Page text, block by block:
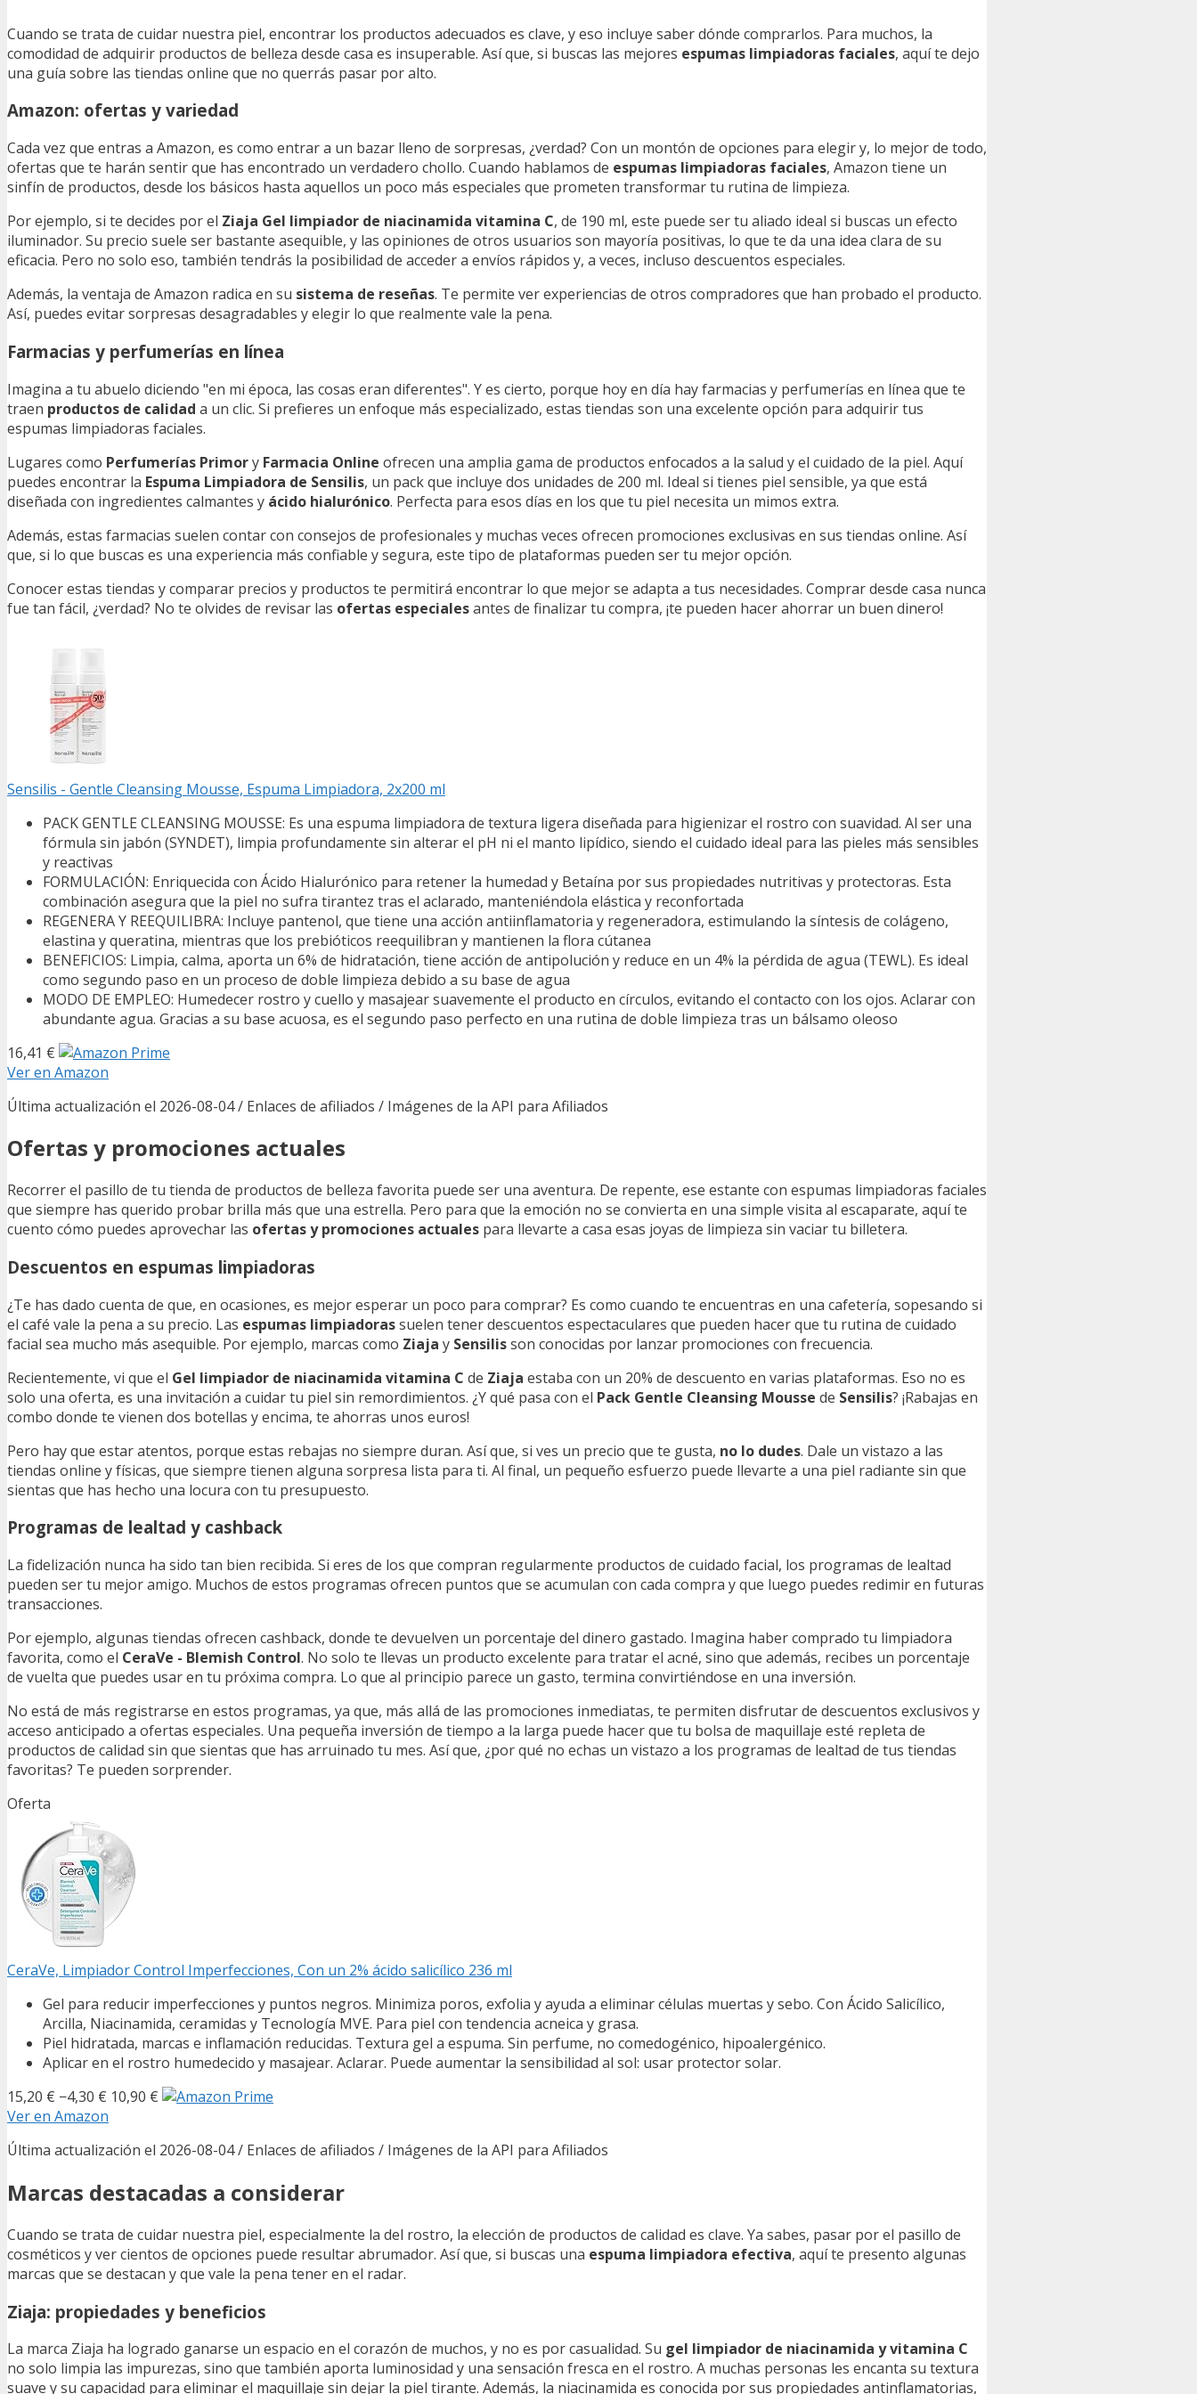
Cuando se trata de cuidar nuestra piel, encontrar los productos adecuados es clave, y eso incluye saber dónde comprarlos. Para muchos, la
comodidad de adquirir productos de belleza desde casa es insuperable. Así que, si buscas las mejores espumas limpiadoras faciales, aquí te dejo
una guía sobre las tiendas online que no querrás pasar por alto.
Amazon: ofertas y variedad
Cada vez que entras a Amazon, es como entrar a un bazar lleno de sorpresas, ¿verdad? Con un montón de opciones para elegir y, lo mejor de todo,
ofertas que te harán sentir que has encontrado un verdadero chollo. Cuando hablamos de espumas limpiadoras faciales, Amazon tiene un
sinfín de productos, desde los básicos hasta aquellos un poco más especiales que prometen transformar tu rutina de limpieza.
Por ejemplo, si te decides por el Ziaja Gel limpiador de niacinamida vitamina C, de 190 ml, este puede ser tu aliado ideal si buscas un efecto
iluminador. Su precio suele ser bastante asequible, y las opiniones de otros usuarios son mayoría positivas, lo que te da una idea clara de su
eficacia. Pero no solo eso, también tendrás la posibilidad de acceder a envíos rápidos y, a veces, incluso descuentos especiales.
Además, la ventaja de Amazon radica en su sistema de reseñas. Te permite ver experiencias de otros compradores que han probado el producto.
Así, puedes evitar sorpresas desagradables y elegir lo que realmente vale la pena.
Farmacias y perfumerías en línea
Imagina a tu abuelo diciendo "en mi época, las cosas eran diferentes". Y es cierto, porque hoy en día hay farmacias y perfumerías en línea que te
traen productos de calidad a un clic. Si prefieres un enfoque más especializado, estas tiendas son una excelente opción para adquirir tus
espumas limpiadoras faciales.
Lugares como Perfumerías Primory Farmacia Online ofrecen una amplia gama de productos enfocados a la salud y el cuidado de la piel. Aquí
puedes encontrar la Espuma Limpiadora de Sensilis, un pack que incluye dos unidades de 200 ml. Ideal si tienes piel sensible, ya que está
diseñada con ingredientes calmantes y ácido hialurónico. Perfecta para esos días en los que tu piel necesita un mimos extra.
Además, estas farmacias suelen contar con consejos de profesionales y muchas veces ofrecen promociones exclusivas en sus tiendas online. Así
que, si lo que buscas es una experiencia más confiable y segura, este tipo de plataformas pueden ser tu mejor opción.
Conocer estas tiendas y comparar precios y productos te permitirá encontrar lo que mejor se adapta a tus necesidades. Comprar desde casa nunca
fue tan fácil, ¿verdad? No te olvides de revisar las ofertas especialesantes de finalizar tu compra, ¡te pueden hacer ahorrar un buen dinero!
Sensilis - Gentle Cleansing Mousse, Espuma Limpiadora, 2x200 ml
PACK GENTLE CLEANSING MOUSSE: Es una espuma limpiadora de textura ligera diseñada para higienizar el rostro con suavidad. Al ser una
fórmula sin jabón (SYNDET), limpia profundamente sin alterar el pH ni el manto lipídico, siendo el cuidado ideal para las pieles más sensibles
y reactivas
FORMULACIÓN: Enriquecida con Ácido Hialurónico para retener la humedad y Betaína por sus propiedades nutritivas y protectoras. Esta
combinación asegura que la piel no sufra tirantez tras el aclarado, manteniéndola elástica y reconfortada
REGENERA Y REEQUILIBRA: Incluye pantenol, que tiene una acción antiinflamatoria y regeneradora, estimulando la síntesis de colágeno,
elastina y queratina, mientras que los prebióticos reequilibran y mantienen la flora cútanea
BENEFICIOS: Limpia, calma, aporta un 6% de hidratación, tiene acción de antipolución y reduce en un 4% la pérdida de agua (TEWL). Es ideal
como segundo paso en un proceso de doble limpieza debido a su base de agua
MODO DE EMPLEO: Humedecer rostro y cuello y masajear suavemente el producto en círculos, evitando el contacto con los ojos. Aclarar con
abundante agua. Gracias a su base acuosa, es el segundo paso perfecto en una rutina de doble limpieza tras un bálsamo oleoso
16,41 €
Ver en Amazon
Última actualización el 2026-08-04 / Enlaces de afiliados / Imágenes de la API para Afiliados
Ofertas y promociones actuales
Recorrer el pasillo de tu tienda de productos de belleza favorita puede ser una aventura. De repente, ese estante con espumas limpiadoras faciales
que siempre has querido probar brilla más que una estrella. Pero para que la emoción no se convierta en una simple visita al escaparate, aquí te
cuento cómo puedes aprovechar las ofertas y promociones actuales para llevarte a casa esas joyas de limpieza sin vaciar tu billetera.
Descuentos en espumas limpiadoras
¿Te has dado cuenta de que, en ocasiones, es mejor esperar un poco para comprar? Es como cuando te encuentras en una cafetería, sopesando si
el café vale la pena a su precio. Las espumas limpiadorassuelen tener descuentos espectaculares que pueden hacer que tu rutina de cuidado
facial sea mucho más asequible. Por ejemplo, marcas como Ziaja y Sensilisson conocidas por lanzar promociones con frecuencia.
Recientemente, vi que el Gel limpiador de niacinamida vitamina C de Ziaja estaba con un 20% de descuento en varias plataformas. Eso no es
solo una oferta, es una invitación a cuidar tu piel sin remordimientos. ¿Y qué pasa con el Pack Gentle Cleansing Mousse de Sensilis? ¡Rabajas en
combo donde te vienen dos botellas y encima, te ahorras unos euros!
Pero hay que estar atentos, porque estas rebajas no siempre duran. Así que, si ves un precio que te gusta, no lo dudes. Dale un vistazo a las
tiendas online y físicas, que siempre tienen alguna sorpresa lista para ti. Al final, un pequeño esfuerzo puede llevarte a una piel radiante sin que
sientas que has hecho una locura con tu presupuesto.
Programas de lealtad y cashback
La fidelización nunca ha sido tan bien recibida. Si eres de los que compran regularmente productos de cuidado facial, los programas de lealtad
pueden ser tu mejor amigo. Muchos de estos programas ofrecen puntos que se acumulan con cada compra y que luego puedes redimir en futuras
transacciones.
Por ejemplo, algunas tiendas ofrecen cashback, donde te devuelven un porcentaje del dinero gastado. Imagina haber comprado tu limpiadora
favorita, como el CeraVe - Blemish Control. No solo te llevas un producto excelente para tratar el acné, sino que además, recibes un porcentaje
de vuelta que puedes usar en tu próxima compra. Lo que al principio parece un gasto, termina convirtiéndose en una inversión.
No está de más registrarse en estos programas, ya que, más allá de las promociones inmediatas, te permiten disfrutar de descuentos exclusivos y
acceso anticipado a ofertas especiales. Una pequeña inversión de tiempo a la larga puede hacer que tu bolsa de maquillaje esté repleta de
productos de calidad sin que sientas que has arruinado tu mes. Así que, ¿por qué no echas un vistazo a los programas de lealtad de tus tiendas
favoritas? Te pueden sorprender.
Oferta
CeraVe, Limpiador Control Imperfecciones, Con un 2% ácido salicílico 236 ml
Gel para reducir imperfecciones y puntos negros. Minimiza poros, exfolia y ayuda a eliminar células muertas y sebo. Con Ácido Salicílico,
Arcilla, Niacinamida, ceramidas y Tecnología MVE. Para piel con tendencia acneica y grasa.
Piel hidratada, marcas e inflamación reducidas. Textura gel a espuma. Sin perfume, no comedogénico, hipoalergénico.
Aplicar en el rostro humedecido y masajear. Aclarar. Puede aumentar la sensibilidad al sol: usar protector solar.
15,20 € −4,30 € 10,90 €
Ver en Amazon
Última actualización el 2026-08-04 / Enlaces de afiliados / Imágenes de la API para Afiliados
Marcas destacadas a considerar
Cuando se trata de cuidar nuestra piel, especialmente la del rostro, la elección de productos de calidad es clave. Ya sabes, pasar por el pasillo de
cosméticos y ver cientos de opciones puede resultar abrumador. Así que, si buscas una espuma limpiadora efectiva, aquí te presento algunas
marcas que se destacan y que vale la pena tener en el radar.
Ziaja: propiedades y beneficios
La marca Ziaja ha logrado ganarse un espacio en el corazón de muchos, y no es por casualidad. Su gel limpiador de niacinamida y vitamina C
no solo limpia las impurezas, sino que también aporta luminosidad y una sensación fresca en el rostro. A muchas personas les encanta su textura
suave y su capacidad para eliminar el maquillaje sin dejar la piel tirante. Además, la niacinamida es conocida por sus propiedades antinflamatorias,